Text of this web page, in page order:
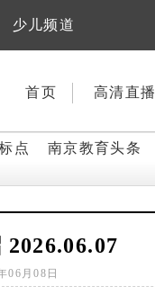
少儿频道
首页 高清直播
点 南京教育头条
2026.06.07
06月08日